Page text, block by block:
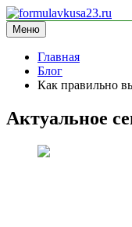
Перейти
к
содержимому
formulavkusa23.ru
блог про спорт
Меню
Главная
Блог
Как правильно
Актуальное